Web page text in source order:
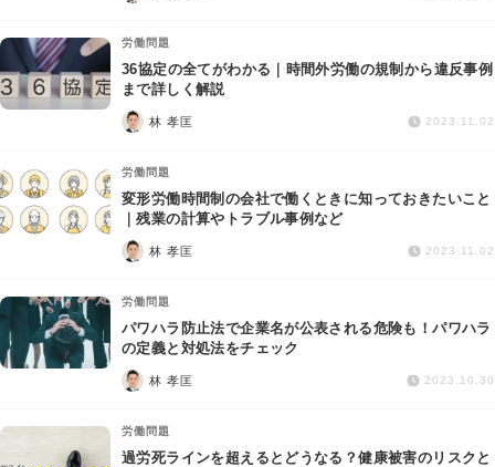
労働問題
36協定の全てがわかる｜時間外労働の規制から違反事例
まで詳しく解説
林 孝匡 2023.11.02
労働問題
変形労働時間制の会社で働くときに知っておきたいこと
｜残業の計算やトラブル事例など
林 孝匡 2023.11.02
労働問題
パワハラ防止法で企業名が公表される危険も！パワハラ
の定義と対処法をチェック
林 孝匡 2023.10.30
労働問題
過労死ラインを超えるとどうなる？健康被害のリスクと